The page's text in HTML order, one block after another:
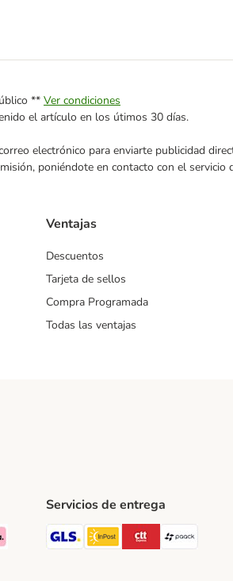
** Ver condiciones
el artículo en los útimos 30 días.
electrónico para enviarte publicidad
poniéndote en contacto con el
Ventajas
Descuentos
Tarjeta de sellos
Compra Programada
Todas las ventajas
Method
Payment Method
Servicios de entrega
GLS Shipping Method
InPost Shipping
CTTExpress